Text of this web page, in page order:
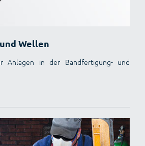
Wellen
Anlagen in der Bandfertigung- und